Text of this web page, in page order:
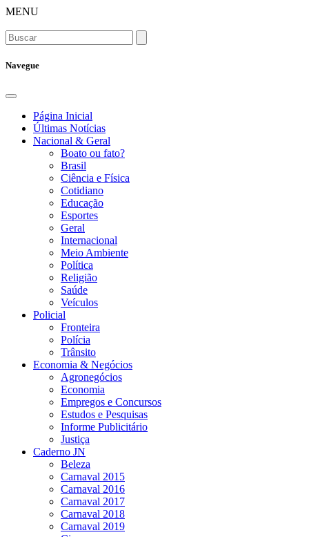
MENU
Navegue
Página Inicial
Últimas Notícias
Nacional & Geral
Boato ou fato?
Brasil
Ciência e Física
Cotidiano
Educação
Esportes
Geral
Internacional
Meio Ambiente
Política
Religião
Saúde
Veículos
Policial
Fronteira
Polícia
Trânsito
Economia & Negócios
Agronegócios
Economia
Empregos e Concursos
Estudos e Pesquisas
Informe Publicitário
Justiça
Caderno JN
Beleza
Carnaval 2015
Carnaval 2016
Carnaval 2017
Carnaval 2018
Carnaval 2019